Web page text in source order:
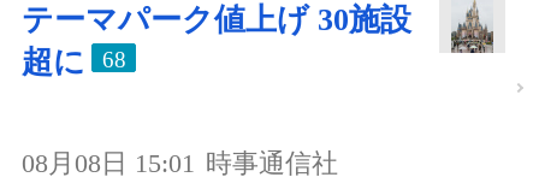
テーマパーク値上げ 30施設
超に
68
08月08日 15:01 時事通信社